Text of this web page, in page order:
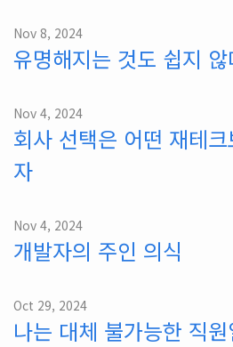
Nov 8, 2024
유명해지는 것도 쉽지
Nov 4, 2024
회사 선택은 어떤 재테
자
Nov 4, 2024
개발자의 주인 의식
Oct 29, 2024
나는 대체 불가능한 직원